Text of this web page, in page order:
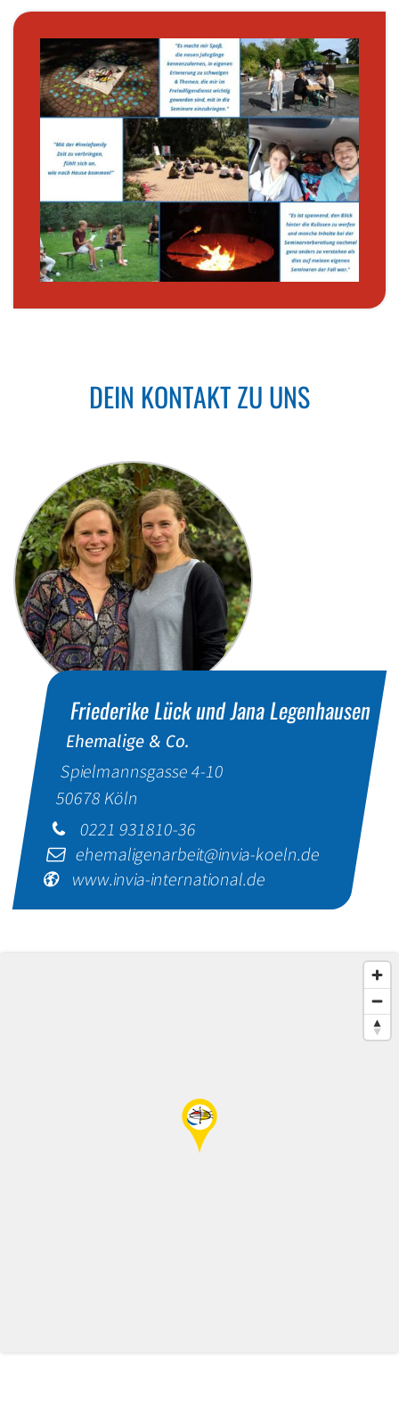
DEIN KONTAKT ZU UNS
Friederike Lück undJana Legenhausen
Ehemalige & Co.
Spielmannsgasse 4-10
50678 Köln
0221 931810-36
ehemaligenarbeit@invia-koeln.de
www.invia-international.de